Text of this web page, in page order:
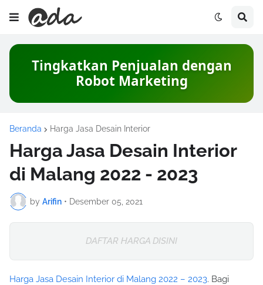
Tingkatkan Penjualan dengan
Robot Marketing
Beranda Harga Jasa Desain Interior
Harga Jasa Desain Interior
di Malang 2022 - 2023
by Arifin • Desember 05, 2021
DAFTAR HARGA DISINI
Harga Jasa Desain Interior di Malang 2022 – 2023. Bagi